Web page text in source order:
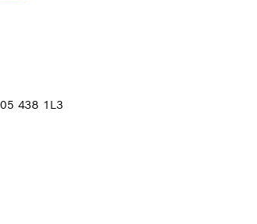
438 1L3